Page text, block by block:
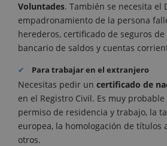
Voluntades. También se necesita el
empadronamiento de la persona
herederos, certificado de seguros
bancario de saldos y cuentas
Para trabajar en el extranjero
Necesitas pedir un certificado de
en el Registro Civil. Es muy
permiso de residencia y trabajo, la
europea, la homologación de títulos
otros.